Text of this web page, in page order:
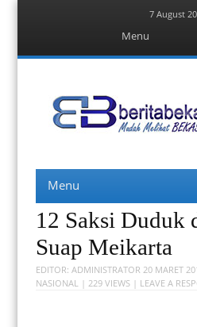
7 August
content
Berita Bekasi
Menu
content
12 Saksi Duduk
Suap Meikarta
EDITOR: ADMINISTRATOR 20 MARET
NASIONAL
| 229 VIEWS | LEAVE A